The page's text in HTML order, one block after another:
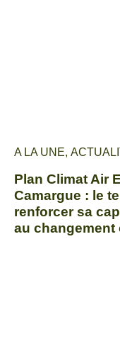
A LA UNE,
Plan Climat Air
Camargue : le
renforcer sa
au changement